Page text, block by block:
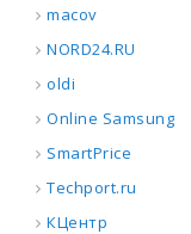
macov
NORD24.RU
oldi
Online Samsung
SmartPrice
Techport.ru
КЦентр